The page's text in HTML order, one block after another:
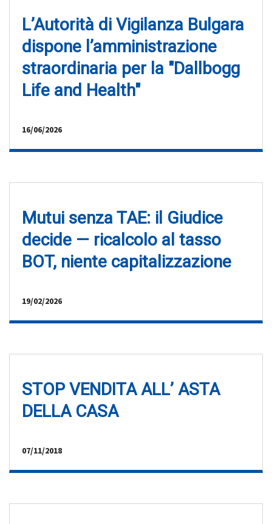
L’Autorità di Vigilanza Bulgara
dispone l’amministrazione
straordinaria per la "Dallbogg
Life and Health"
16/06/2026
Mutui senza TAE: il Giudice
decide — ricalcolo al tasso
BOT, niente capitalizzazione
19/02/2026
STOP VENDITA ALL’ ASTA
DELLA CASA
07/11/2018